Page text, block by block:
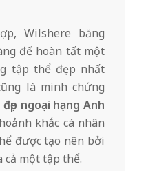
Wilshere băng
để hoàn tất một
tập thể đẹp nhất
là minh chứng
ngoại hạng Anh
khắc cá nhân
được tạo nên bởi
cả một tập thể.